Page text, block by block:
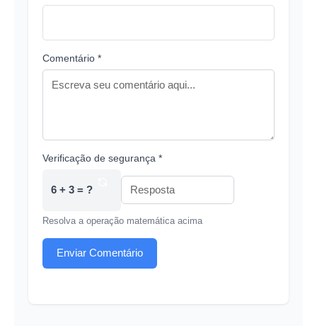
Comentário *
Verificação de segurança *
6 + 3 = ?
Resolva a operação matemática acima
Enviar Comentário